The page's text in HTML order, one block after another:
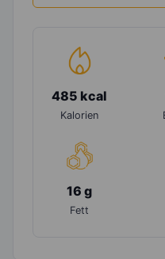
485 kcal
Kalorien
16 g
Fett